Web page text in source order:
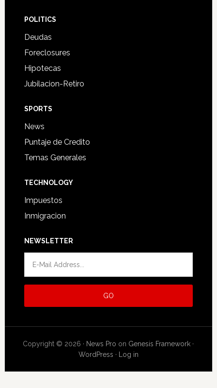
POLITICS
Deudas
Foreclosures
Hipotecas
Jubilacion-Retiro
SPORTS
News
Puntaje de Credito
Temas Generales
TECHNOLOGY
Impuestos
Inmigracion
NEWSLETTER
Copyright © 2026 · News Pro on Genesis Framework ·
WordPress · Log in